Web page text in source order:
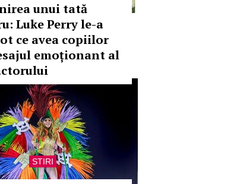
unui tată
Luke Perry le-a
ce avea copiilor
emoționant al
STIRI